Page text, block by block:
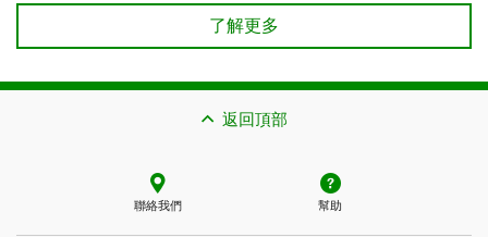
如何制定旅行預算 了解詳情
了解更多
返回頂部
聯絡我們 幫助